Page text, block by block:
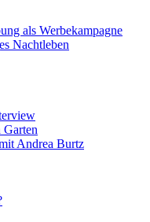
als Werbekampagne
Nachtleben
Andrea Burtz